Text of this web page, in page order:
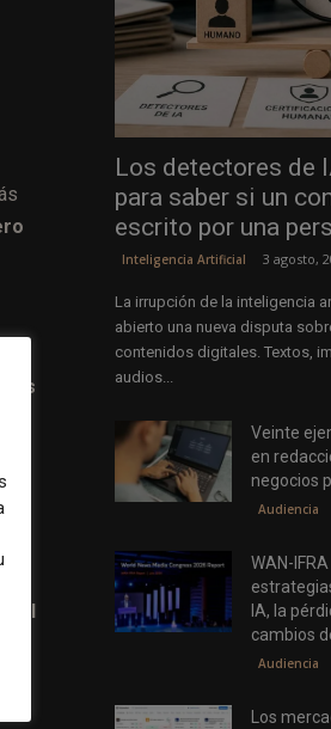
el
Los detectores de
para saber si un
escrito por una
Inteligencia Artificial 3 agosto,
La irrupción de la inteligencia
abierto una nueva disputa
contenidos digitales. Textos,
audios...
Veinte
en
negocios
Audiencia
WAN-
IA, la
cambios
Audiencia
Los